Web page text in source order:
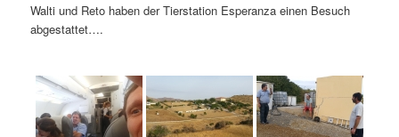
Walti und Reto haben der Tierstation Esperanza einen Besuch
abgestattet….